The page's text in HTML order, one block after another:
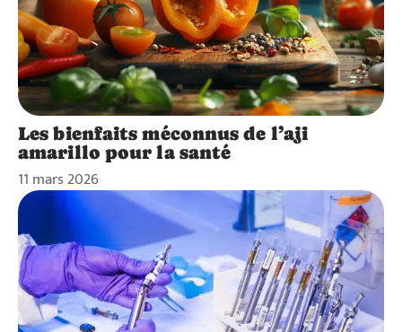
Les bienfaits méconnus de l’aji
amarillo pour la santé
11 mars 2026